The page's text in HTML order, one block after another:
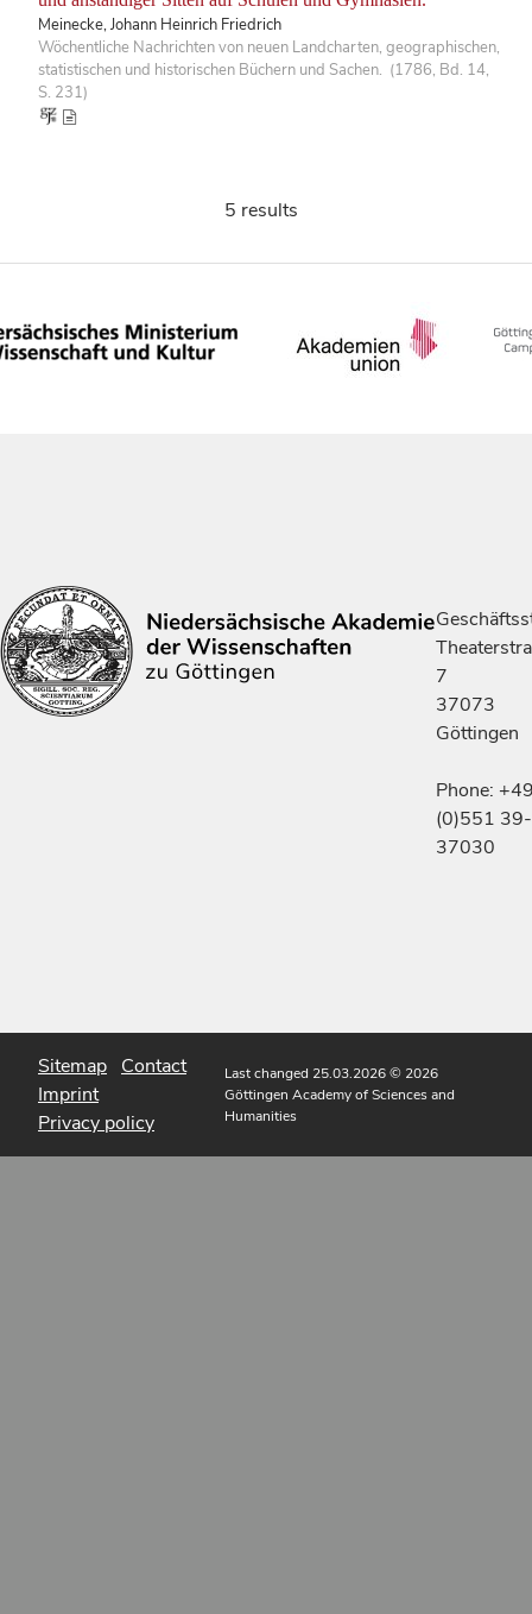
Meinecke, Johann Heinrich Friedrich
Wöchentliche Nachrichten von neuen Landcharten, geographischen,
statistischen und historischen Büchern und Sachen. (1786, Bd. 14,
S. 231)
5 results
7
37073
Göttingen
Phone:
(0)551 39-
37030
Sitemap Contact
Imprint
Privacy policy
Last changed 25.03.2026© 2026
Göttingen Academy of Sciences and
Humanities